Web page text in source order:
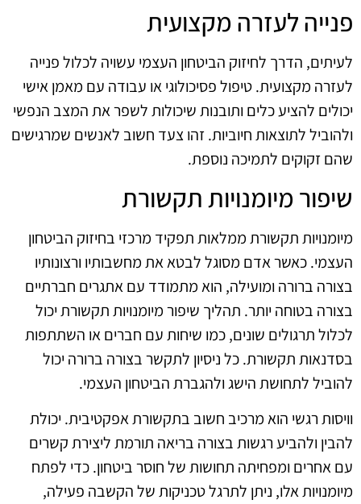
פנייה לעזרה מקצועית
לעיתים, הדרך לחיזוק הביטחון העצמי עשויה לכלול פנייה
לעזרה מקצועית. טיפול פסיכולוגי או עבודה עם מאמן אישי
יכולים להציע כלים ותובנות שיכולות לשפר את המצב הנפשי
ולהוביל לתוצאות חיוביות. זהו צעד חשוב לאנשים שמרגישים
שהם זקוקים לתמיכה נוספת.
שיפור מיומנויות תקשורת
מיומנויות תקשורת ממלאות תפקיד מרכזי בחיזוק הביטחון
העצמי. כאשר אדם מסוגל לבטא את מחשבותיו ורצונותיו
בצורה ברורה ומועילה, הוא מתמודד עם אתגרים חברתיים
בצורה בטוחה יותר. תהליך שיפור מיומנויות תקשורת יכול
לכלול תרגולים שונים, כמו שיחות עם חברים או השתתפות
בסדנאות תקשורת. כל ניסיון לתקשר בצורה ברורה יכול
להוביל לתחושת הישג ולהגברת הביטחון העצמי.
וויסות רגשי הוא מרכיב חשוב בתקשורת אפקטיבית. יכולת
להבין ולהביע רגשות בצורה בריאה תורמת ליצירת קשרים
עם אחרים ומפחיתה תחושות של חוסר ביטחון. כדי לפתח
מיומנויות אלו, ניתן לתרגל טכניקות של הקשבה פעילה,